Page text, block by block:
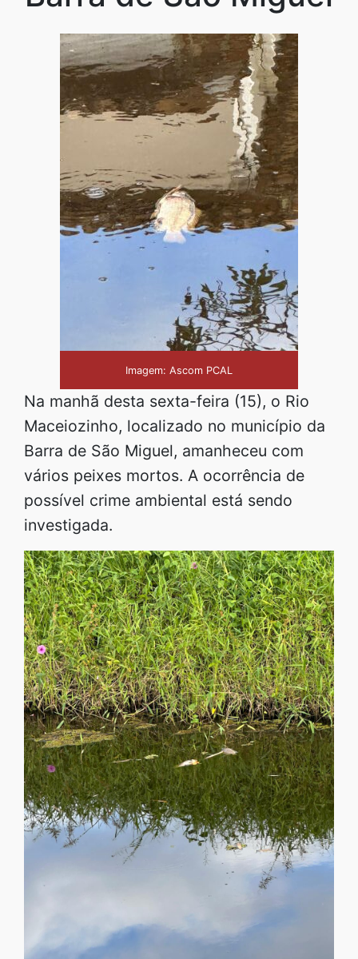
Imagem: Ascom PCAL
Na manhã desta sexta-feira (15), o Rio
Maceiozinho, localizado no município da
Barra de São Miguel, amanheceu com
vários peixes mortos. A ocorrência de
possível crime ambiental está sendo
investigada.